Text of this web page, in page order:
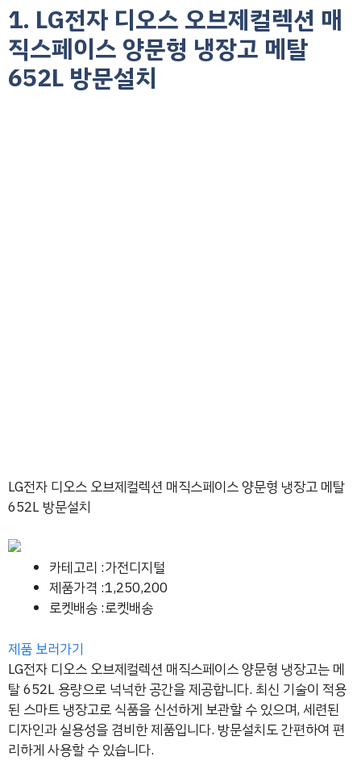
1. LG전자 디오스 오브제컬렉션 매
직스페이스 양문형 냉장고 메탈
652L 방문설치
LG전자 디오스 오브제컬렉션 매직스페이스 양문형 냉장고 메탈
652L 방문설치
카테고리 :가전디지털
제품가격 :1,250,200
로켓배송 :로켓배송
제품 보러가기
LG전자 디오스 오브제컬렉션 매직스페이스 양문형 냉장고는 메
탈 652L 용량으로 넉넉한 공간을 제공합니다. 최신 기술이 적용
된 스마트 냉장고로 식품을 신선하게 보관할 수 있으며, 세련된
디자인과 실용성을 겸비한 제품입니다. 방문설치도 간편하여 편
리하게 사용할 수 있습니다.